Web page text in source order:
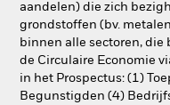
aandelen) die zich
grondstoffen (bv.
binnen alle sectoren, die
de Circulaire Economie
in het Prospectus: (1)
Begunstigden (4)